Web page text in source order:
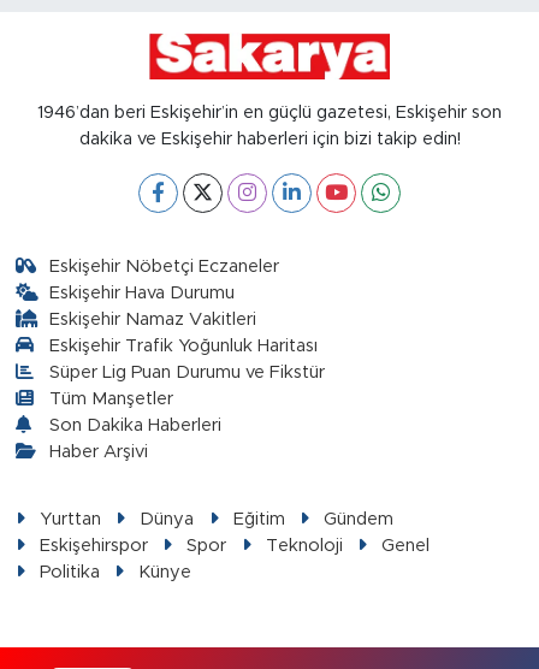
1946’dan beri Eskişehir’in en güçlü gazetesi, Eskişehir son
dakika ve Eskişehir haberleri için bizi takip edin!
Eskişehir Nöbetçi Eczaneler
Eskişehir Hava Durumu
Eskişehir Namaz Vakitleri
Eskişehir Trafik Yoğunluk Haritası
Süper Lig Puan Durumu ve Fikstür
Tüm Manşetler
Son Dakika Haberleri
Haber Arşivi
Yurttan Dünya Eğitim
Gündem
Eskişehirspor
Spor Teknoloji
Genel
Politika
Künye